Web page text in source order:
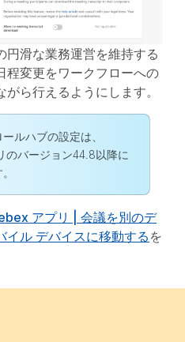
円滑な業務運営を維持する
程変更をワークフローへの
ら行えるようにします。
ルハブの設定は、
のバージョン44.8以降に
アプリ | 会議を別のデ
イル デバイスに移動する を